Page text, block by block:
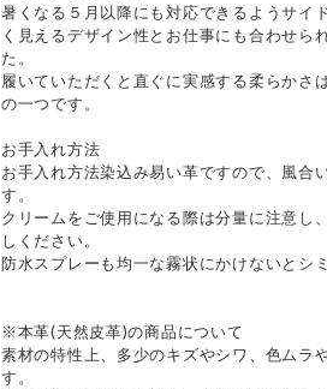
暑くなる５月以降にも対応できるようサイ
く見えるデザイン性とお仕事にも合わせら
た。
履いていただくと直ぐに実感する柔らかさ
の一つです。
お手入れ方法
お手入れ方法染込み易い革ですので、風合
す。
クリームをご使用になる際は分量に注意し
しください。
防水スプレーも均一な霧状にかけないとシ
※本革(天然皮革)の商品について
素材の特性上、多少のキズやシワ、色ムラ
す。